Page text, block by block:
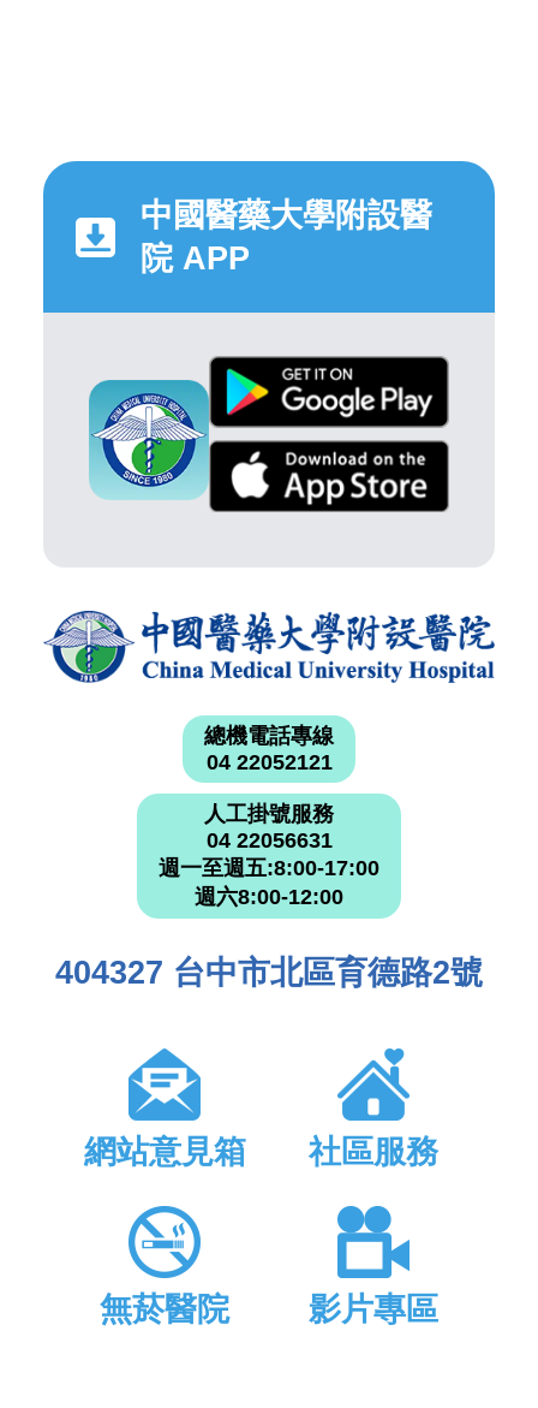
中國醫藥大學附設醫
院 APP
總機電話專線
04 22052121
人工掛號服務
04 22056631
週一至週五:8:00-17:00
週六8:00-12:00
404327 台中市北區育德路2號
網站意見箱 社區服務
無菸醫院 影片專區